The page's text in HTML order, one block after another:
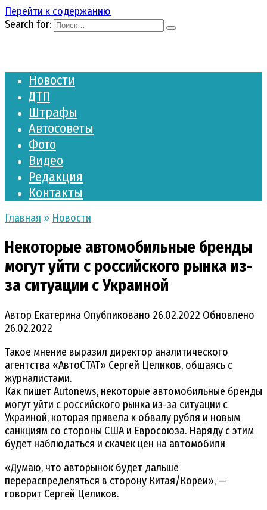
Перейти к содержанию
Search for:
Новости
ДТП
Штрафы
Автосоветы
Фото
Видео
Редакция
Контакты
Главная » Новости
Некоторые автомобильные бренды
могут уйти с российского рынка из-
за ситуации с Украиной
Автор Екатерина Опубликовано 26.02.2022 Обновлено
26.02.2022
Такое мнение выразил директор аналитического
агентства «АвтоСТАТ» Сергей Целиков, общаясь с
журналистами.
Как пишет Autonews, некоторые автомобильные бренды
могут уйти с российского рынка из-за ситуации с
Украиной, которая привела к обвалу рубля и новым
санкциям со стороны США и Евросоюза. Наряду с этим
будет наблюдаться и скачек цен на автомобили
«Думаю, что авторынок будет дальше
перераспределяться в сторону Китая/Кореи», —
говорит Сергей Целиков.